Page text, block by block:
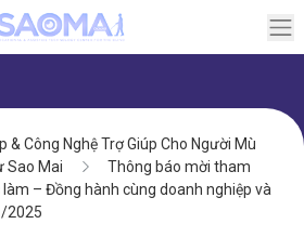
& Công Nghệ Trợ Giúp Cho Người Mù
Sao Mai
Thông báo mời tham
làm – Đồng hành cùng doanh nghiệp và
2025